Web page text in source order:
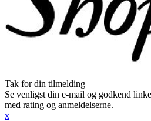
Tak for din tilmelding
Se venligst din e-mail og godkend
med rating og anmeldelserne.
x